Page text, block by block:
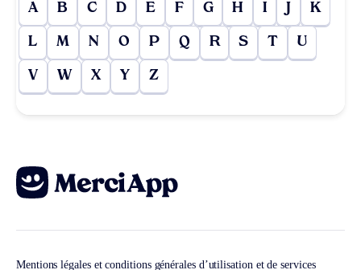
A B C D E F G H I J K
L M N O P Q R S T U
V W X Y Z
Mentions légales et conditions générales d’utilisation et de services